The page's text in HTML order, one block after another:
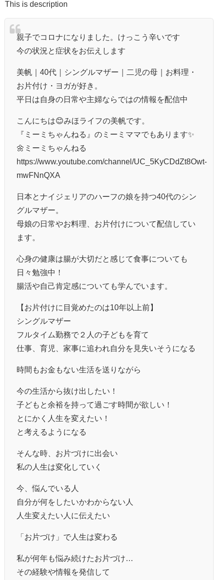
This is description
親子でコロナになりました。けっこう辛いです
今の状況と症状をお伝えします
美帆｜40代｜シングルマザー｜二児の母｜お料理・
お片付け・ヨガが好き。
平日は自身の日常や主婦ならではの情報を配信中
こんにちは😊みほライフの美帆です。
『ミーミちゃんねる』のミーミママでもあります✨
🌼ミーミちゃんねる
https://www.youtube.com/channel/UC_5KyCDdZt8Owt-
mwFNnQXA
日本とナイジェリアのハーフの娘を持つ40代のシン
グルマザー。
母娘の日常やお料理、お片付けについて配信してい
ます。
心身の健康は腸が大切だと感じて食事についても
日々勉強中！
腸活や自己肯定感についても学んでいます。
【お片付けに目覚めたのは10年以上前】
シングルマザー
フルタイム勤務で２人の子どもを育て
仕事、育児、家事に追われ自分を見失いそうになる
時間もお金もない生活を送りながら
今の生活から抜け出したい！
子どもと余裕を持って過ごす時間が欲しい！
とにかく人生を変えたい！
と考えるようになる
そんな時、お片づけに出会い
私の人生は変化していく
今、悩んでいる人
自分が何をしたいかわからない人
人生変えたい人に伝えたい
「お片づけ」で人生は変わる
私が何年も悩み続けたお片づけ…
その経験や情報を発信して